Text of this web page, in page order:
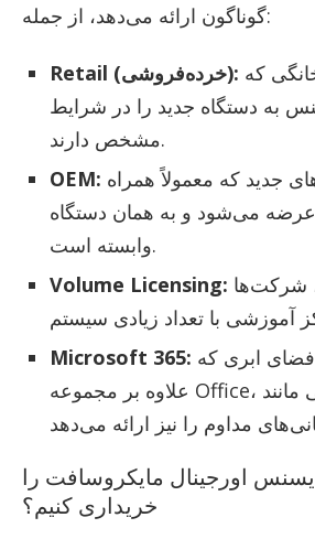
گوناگون ارائه می‌دهد، از جمله:
Retail (خرده‌فروشی):
به دستگاه جدید را در شرایط
مشخص دارند.
OEM:
می‌شود و به همان دستگاه
وابسته است.
Volume Licensing:
Microsoft 365:
علاوه بر مجموعه Office، امکاناتی مانند OneDrive
اورجینال مایکروسافت را
خریداری کنیم؟